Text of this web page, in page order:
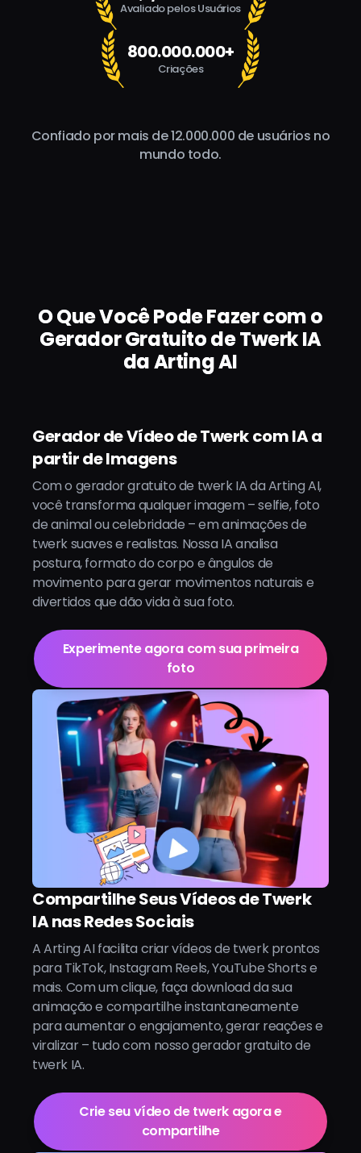
Avaliado pelos Usuários
800.000.000+
Criações
Confiado por mais de 12.000.000 de usuários no
mundo todo.
O Que Você Pode Fazer com o
Gerador Gratuito de Twerk IA
da Arting AI
Gerador de Vídeo de Twerk com IA a
partir de Imagens
Com o gerador gratuito de twerk IA da Arting AI,
você transforma qualquer imagem – selfie, foto
de animal ou celebridade – em animações de
twerk suaves e realistas. Nossa IA analisa
postura, formato do corpo e ângulos de
movimento para gerar movimentos naturais e
divertidos que dão vida à sua foto.
Experimente agora com sua primeira
foto
Compartilhe Seus Vídeos de Twerk
IA nas Redes Sociais
A Arting AI facilita criar vídeos de twerk prontos
para TikTok, Instagram Reels, YouTube Shorts e
mais. Com um clique, faça download da sua
animação e compartilhe instantaneamente
para aumentar o engajamento, gerar reações e
viralizar – tudo com nosso gerador gratuito de
twerk IA.
Crie seu vídeo de twerk agora e
compartilhe